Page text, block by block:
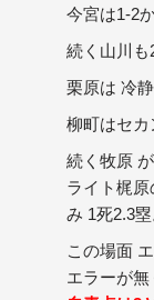
今宮は1-2
続く山川も
栗原は 冷
柳町はセカ
続く牧原
ライト梶
み 1死2.3塁
この場面
エラーが無